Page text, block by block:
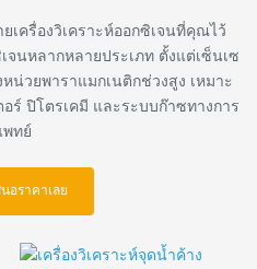
เครื่องวิเคราะห์ออกซิเจนที่คุณไว้
เจนหลากหลายประเภท ตั้งแต่เซ็นเซ
น่วยพาราแมกเนติกช่วงสูง เหมาะ
ร์ ปิโตรเคมี และระบบก๊าซทางการ
พทย์
อราคาเลย